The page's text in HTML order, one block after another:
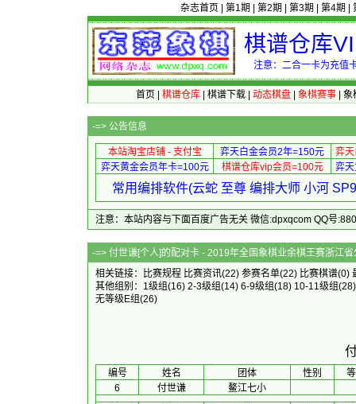
杂志首页 第1期 第2期 第3期 第4期
棋谱仓库
注意：二合一卡为充值
首页 棋谱仓库| 棋谱下载| 动态棋盘| 象棋赛事| 象
-=> 公告信息
本站淘宝店铺 - 支付宝 弈天白金会员2年=150元
弈
弈天黄金会员年卡=100元
棋谱仓库vip会员=100元 弈
常用编排软件(云蛇 至尊 编排大师 小河
注意：本站内容与下面百度广告无关 微信:dpxqcom QQ号
-=> 付世谦[个人]的配对卡 - 2019年全国象棋业
相关链接：
比赛规程 比赛资讯(22) 参赛名单(22) 比赛棋谱(0)
其他组别： 1级组(16) 2-3级组(14) 6-9级组(18) 10-11级组
无等级E组(26)
编号 姓名 团体 性别
6
付世谦
鳌江七小